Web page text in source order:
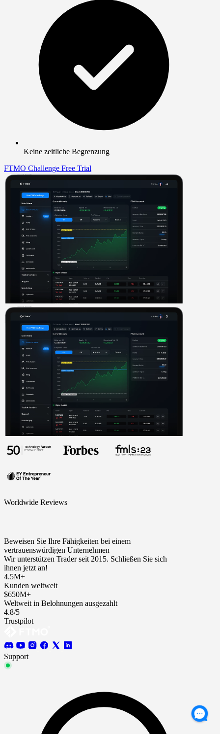
Keine zeitliche Begrenzung
FTMO Challenge Free Trial
Worldwide Reviews
Beweisen Sie Ihre Fähigkeiten bei einem
vertrauenswürdigen Unternehmen
Wir unterstützen Trader seit 2015. Schließen Sie sich
ihnen jetzt an!
4.5M+
Kunden weltweit
$650M+
Weltweit in Belohnungen ausgezahlt
4.8/5
Trustpilot
Support